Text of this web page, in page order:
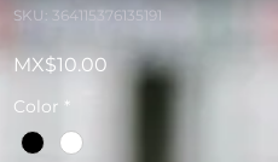
SKU: 364115376135191
MX$10.00 Price
Color *